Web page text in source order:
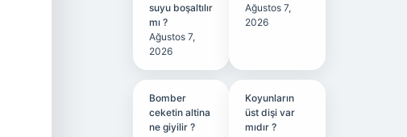
suyu boşaltılır
mı ?
Ağustos 7,
2026
Ağustos 7,
2026
Bomber
ceketin altina
ne giyilir ?
Koyunların
üst dişi var
mıdır ?